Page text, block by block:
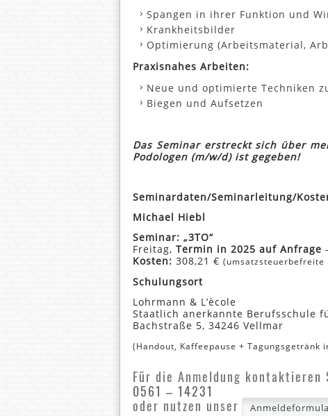
Spangen in ihrer Funktion und
Krankheitsbilder
Optimierung (Arbeitsmaterial,
Praxisnahes Arbeiten:
Neue und optimierte Techniken
Biegen und Aufsetzen
Das Seminar erstreckt sich über
Podologen (m/w/d) ist gegeben!
Seminardaten/Seminarleitung/
Michael Hiebl
Seminar: „3TO“
Freitag, Termin in 2025 auf Anfrage
Kosten: 308,21 € (umsatzsteuerbefreite
Schulungsort
Lohrmann & L’ècole
Staatlich anerkannte Berufsschule
Bachstraße 5, 34246 Vellmar
(Handout, Kaffeepause +
Für die Anmeldung
0561 – 14231
oder nutzen unser